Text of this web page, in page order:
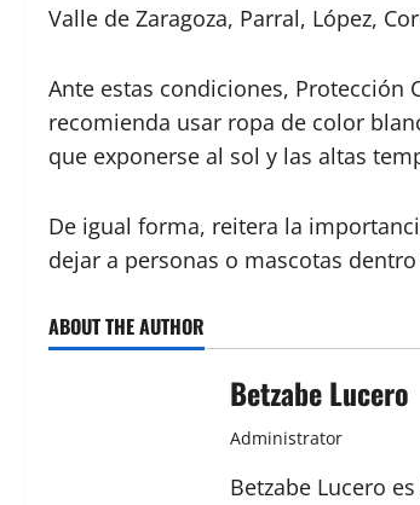
Valle de Zaragoza, Parral, López,
Ante estas condiciones, Protección
recomienda usar ropa de color
que exponerse al sol y las altas
De igual forma, reitera la
dejar a personas o mascotas
ABOUT THE AUTHOR
Betzabe Lucero
Administrator
Betzabe Lucero